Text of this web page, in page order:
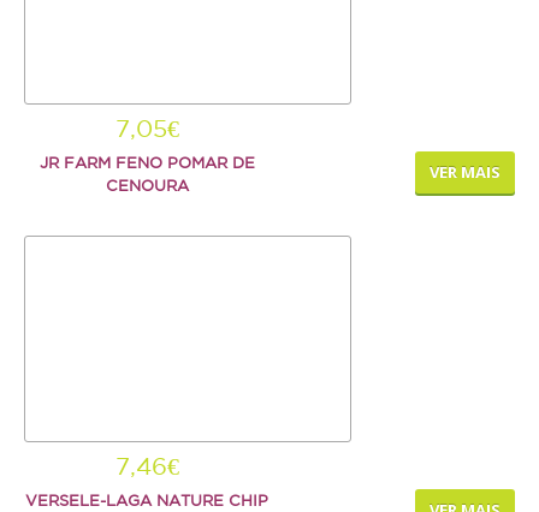
7,05€
JR FARM FENO POMAR DE
CENOURA
VER MAIS
7,46€
VERSELE-LAGA NATURE CHIP